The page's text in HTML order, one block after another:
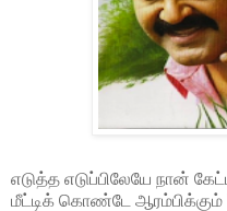
எடுத்த எடுப்பிலேயே நான்
மீட்டிக் கொண்டே